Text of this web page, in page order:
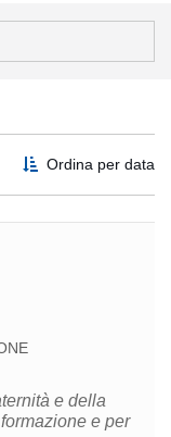
Ordina per data
e della
e per